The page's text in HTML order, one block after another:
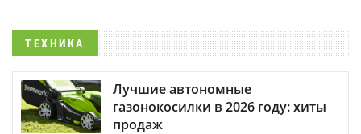
ТЕХНИКА
Лучшие автономные
газонокосилки в 2026 году: хиты
продаж